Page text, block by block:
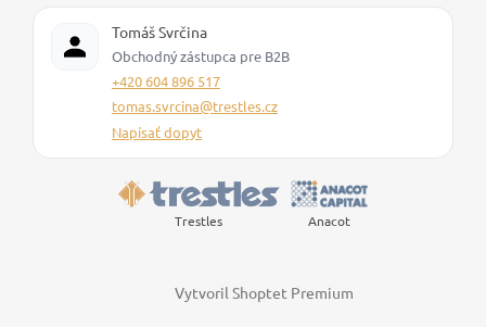
Tomáš Svrčina
Obchodný zástupca pre B2B
+420 604 896 517
tomas.svrcina@trestles.cz
Napísať dopyt
Trestles Anacot
Vytvoril Shoptet Premium